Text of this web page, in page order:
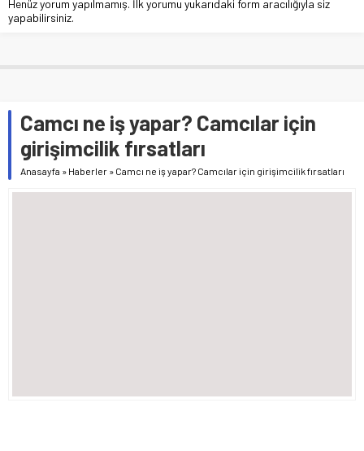
Henüz yorum yapılmamış. İlk yorumu yukarıdaki form aracılığıyla siz
yapabilirsiniz.
Camcı ne iş yapar? Camcılar için
girişimcilik fırsatları
Anasayfa » Haberler » Camcı ne iş yapar? Camcılar için girişimcilik fırsatları